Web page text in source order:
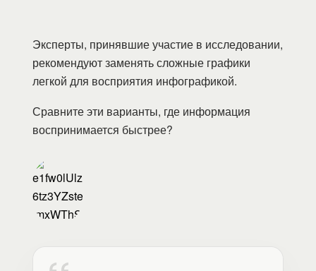
Эксперты, принявшие участие в исследовании,
рекомендуют заменять сложные графики
легкой для восприятия инфографикой.
Сравните эти варианты, где информация
воспринимается быстрее?